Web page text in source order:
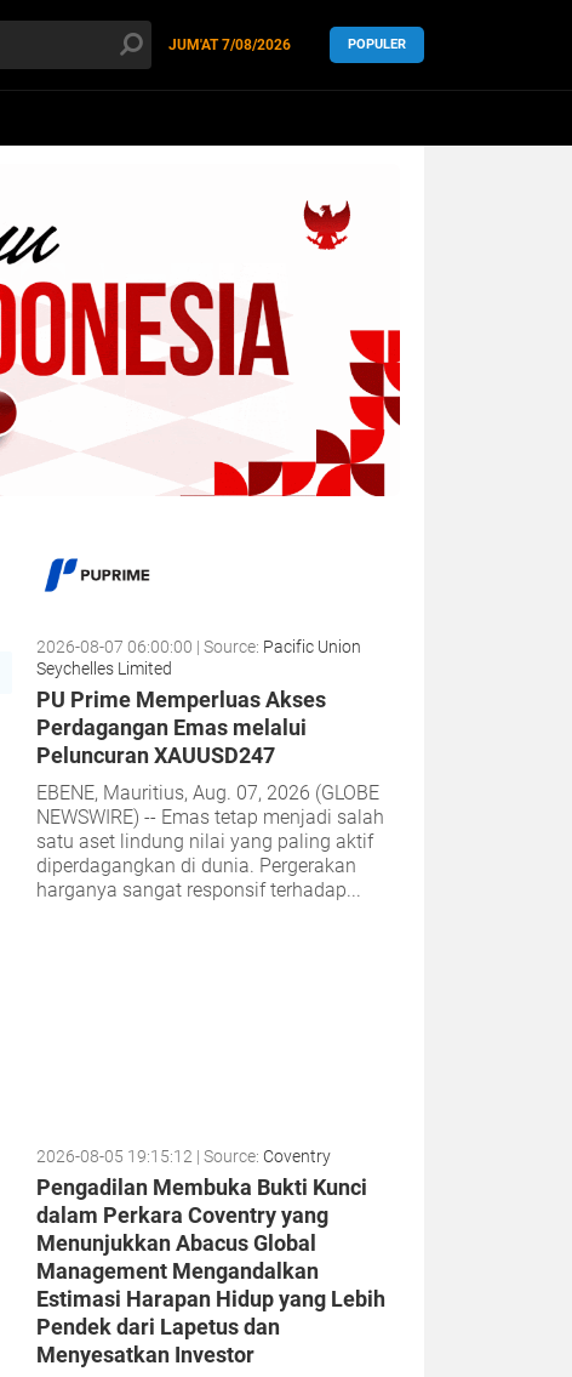
JUM'AT7/08/2026 POPULER
2026-08-07 06:00:00 | Source: Pacific Union
Seychelles Limited
PU Prime Memperluas Akses
Perdagangan Emas melalui
Peluncuran XAUUSD247
EBENE, Mauritius, Aug. 07, 2026 (GLOBE
NEWSWIRE) -- Emas tetap menjadi salah
satu aset lindung nilai yang paling aktif
diperdagangkan di dunia. Pergerakan
harganya sangat responsif terhadap...
2026-08-05 19:15:12 | Source: Coventry
Pengadilan Membuka Bukti Kunci
dalam Perkara Coventry yang
Menunjukkan Abacus Global
Management Mengandalkan
Estimasi Harapan Hidup yang Lebih
Pendek dari Lapetus dan
Menyesatkan Investor